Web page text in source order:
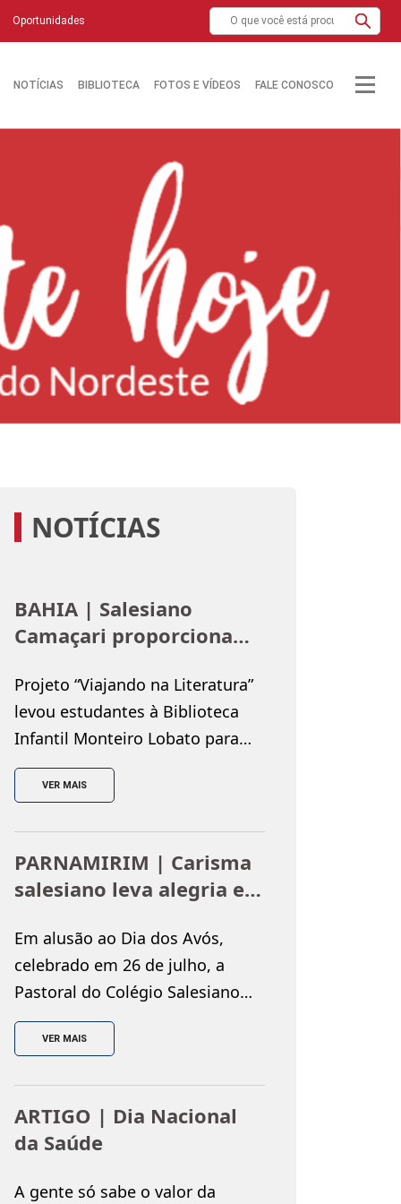
Oportunidades
NOTÍCIAS BIBLIOTECA FOTOS E VÍDEOS FALE CONOSCO
NOTÍCIAS
BAHIA | Salesiano
Camaçari proporciona
livros para estudantes
Projeto “Viajando na Literatura”
levou estudantes à Biblioteca
Infantil Monteiro Lobato para
uma imersão no universo dos
livros, por meio de experiências
leitura dos estudantes, o
Colégio Salesiano promoveu, no
dia 31 de julho, a
atividade “Viajando na
Literatura”, levando os alunos do
VER MAIS
PARNAMIRIM | Carisma
salesiano leva alegria e
Instituto Juvino Barreto
Em alusão ao Dia dos Avós,
celebrado em 26 de julho, a
Pastoral do Colégio Salesiano
Dom Bosco promoveu uma
visita ao Instituto Juvino
acolhimento, pela solidariedade
e pela convivência entre
gerações. A ação reuniu
VER MAIS
ARTIGO | Dia Nacional
da Saúde
A gente só sabe o valor da